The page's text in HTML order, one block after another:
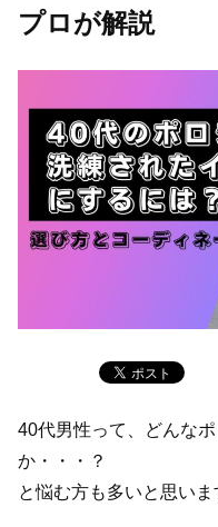
プロが解説
40代男性って、どんな
か・・・？
と悩む方も多いと思いま